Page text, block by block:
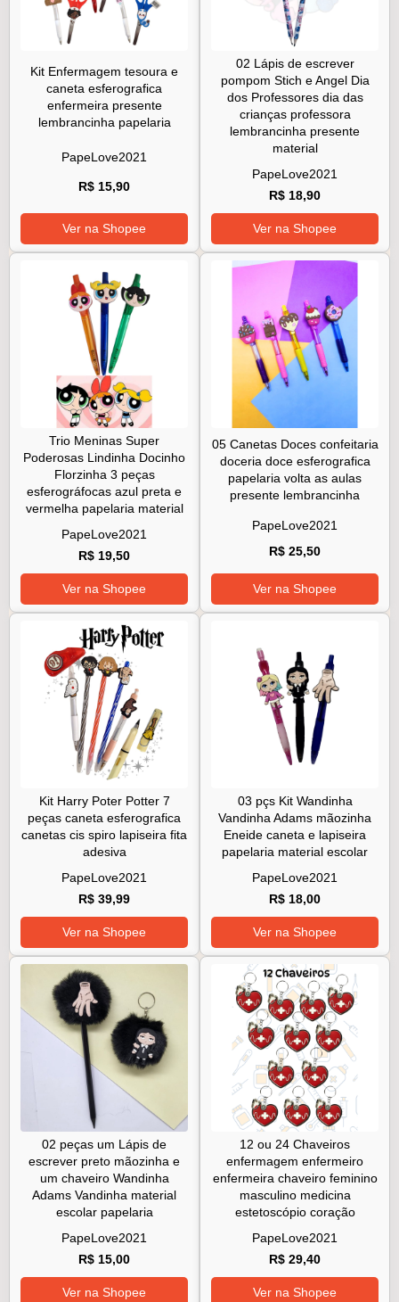
Kit Enfermagem tesoura e
caneta esferografica
enfermeira presente
lembrancinha papelaria
PapeLove2021
R$ 15,90
Ver na Shopee
02 Lápis de escrever
pompom Stich e Angel Dia
dos Professores dia das
crianças professora
lembrancinha presente
material
PapeLove2021
R$ 18,90
Ver na Shopee
Trio Meninas Super
Poderosas Lindinha Docinho
Florzinha 3 peças
esferográfocas azul preta e
vermelha papelaria material
PapeLove2021
R$ 19,50
Ver na Shopee
05 Canetas Doces confeitaria
doceria doce esferografica
papelaria volta as aulas
presente lembrancinha
PapeLove2021
R$ 25,50
Ver na Shopee
Kit Harry Poter Potter 7
peças caneta esferografica
canetas cis spiro lapiseira fita
adesiva
PapeLove2021
R$ 39,99
Ver na Shopee
03 pçs Kit Wandinha
Vandinha Adams mãozinha
Eneide caneta e lapiseira
papelaria material escolar
PapeLove2021
R$ 18,00
Ver na Shopee
02 peças um Lápis de
escrever preto mãozinha e
um chaveiro Wandinha
Adams Vandinha material
escolar papelaria
PapeLove2021
R$ 15,00
Ver na Shopee
12 ou 24 Chaveiros
enfermagem enfermeiro
enfermeira chaveiro feminino
masculino medicina
estetoscópio coração
PapeLove2021
R$ 29,40
Ver na Shopee